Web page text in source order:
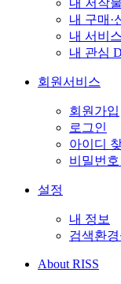
내 저작
내 구매·
내 서비
내 관심
회원서비스
회원가입
로그인
아이디 찾
비밀번호
설정
내 정보
검색환
About RISS